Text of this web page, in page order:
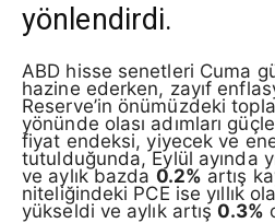
yönlendirdi.
ABD hisse senetleri Cuma
hazine ederken, zayıf
Reserve’in önümüzdeki
yönünde olası adımları
fiyat endeksi, yiyecek ve
tutulduğunda, Eylül ayında
ve aylık bazda 0.2% artış
niteliğindeki PCE ise yıllık
yükseldi ve aylık artış0.3%